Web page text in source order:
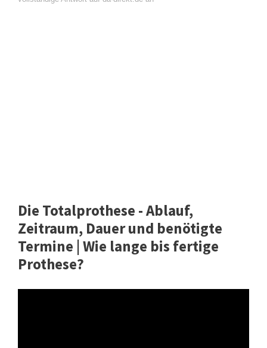
Die Totalprothese - Ablauf,
Zeitraum, Dauer und benötigte
Termine | Wie lange bis fertige
Prothese?